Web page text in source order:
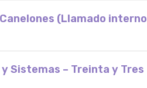
(Llamado interno
Sistemas – Treinta y Tres